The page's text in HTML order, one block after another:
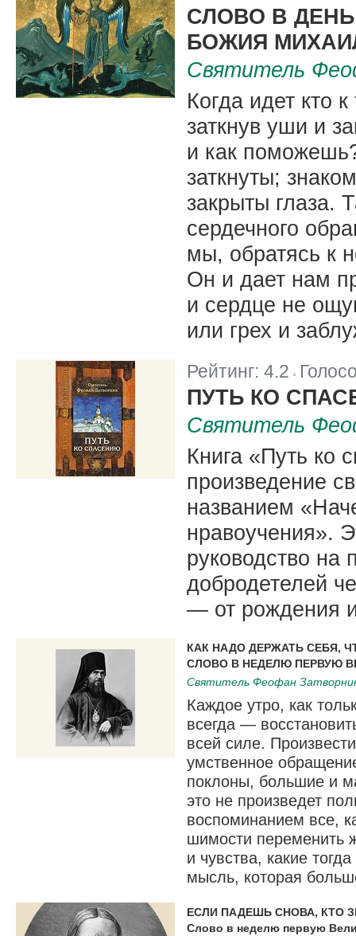
СЛОВО В
БОЖИЯ
Святитель
Когда идет кто
заткнув уши и
и как
заткнуты;
закрыты глаза.
сердечного
мы, обратясь к
Он и дает нам
и сердце не
или грех и
Рейтинг: 4.2
ПУТЬ КО
Святитель
Книга «Путь ко
произведение
названием
нравоучения».
руководство на
добродетелей
— от рождения
КАК НАДО ДЕРЖАТЬ СЕБЯ,
СЛОВО В НЕДЕЛЮ ПЕРВУЮ
Святитель Феофан
Каждое утро, как
всегда —
всей силе.
умственное
поклоны, большие и
это не произведет
воспоминанием все,
шимости переменить
и чувства, какие
мысль, которая
ЕСЛИ ПАДЕШЬ СНОВА, КТО
Слово в неделю первую